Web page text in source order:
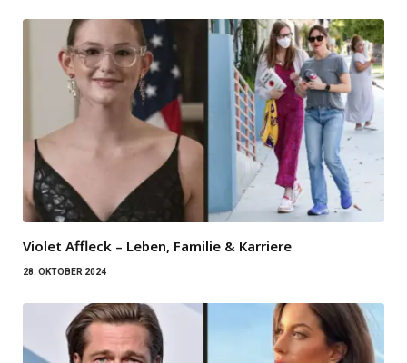
Violet Affleck – Leben, Familie & Karriere
28. OKTOBER 2024